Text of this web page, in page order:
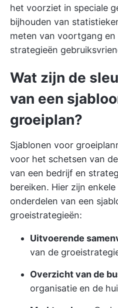
het voorziet in speciale
bijhouden van
meten van voortgang en
strategieën
Wat zijn de
van een
groeiplan?
Sjablonen voor
voor het schetsen van
van een bedrijf en
bereiken. Hier zijn
onderdelen van een
groeistrategieën:
Uitvoerende
van de
Overzicht van de
organisatie en de